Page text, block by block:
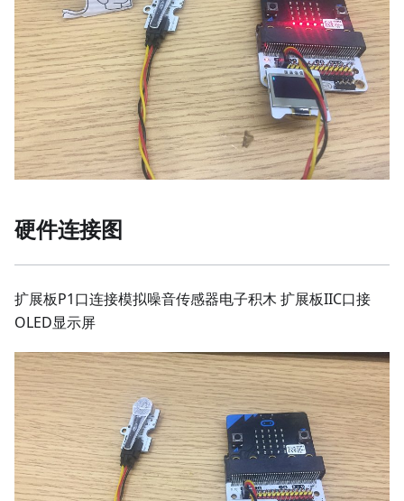
硬件连接图
扩展板P1口连接模拟噪音传感器电子积木 扩展板IIC口接
OLED显示屏